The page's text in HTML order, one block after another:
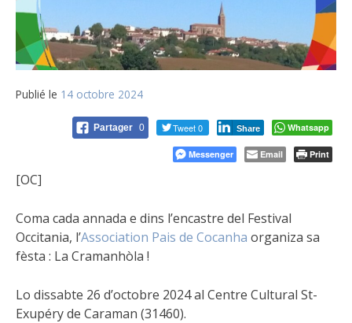
Publié le 14 octobre 2024
Partager 0 Tweet 0 Share Whatsapp
Messenger Email Print
[OC]
Coma cada annada e dins l’encastre del Festival
Occitania, l’Association Pais de Cocanha organiza sa
fèsta : La Cramanhòla !
Lo dissabte 26 d’octobre 2024 al Centre Cultural St-
Exupéry de Caraman (31460).